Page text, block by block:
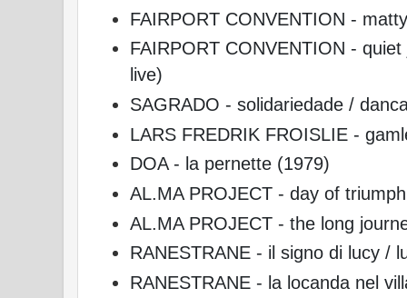
FAIRPORT CONVENTION -
FAIRPORT CONVENTION -
live)
SAGRADO - solidariedade /
LARS FREDRIK FROISLIE -
DOA - la pernette (1979)
AL.MA PROJECT - day of
AL.MA PROJECT - the long
RANESTRANE - il signo di lucy /
RANESTRANE - la locanda nel